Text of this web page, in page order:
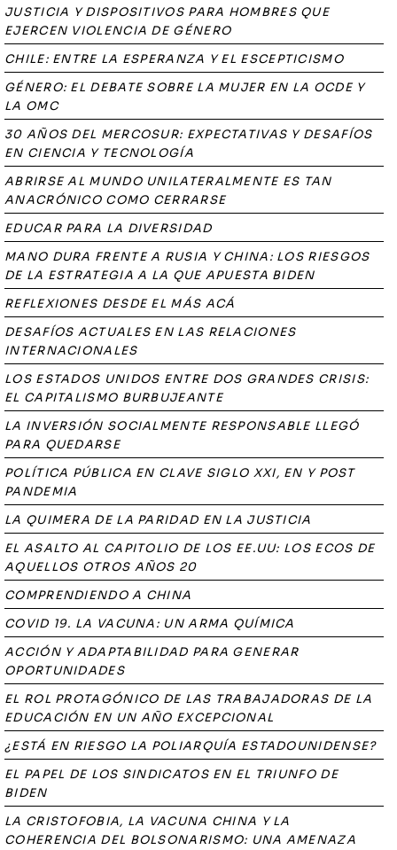
JUSTICIA Y DISPOSITIVOS PARA HOMBRES QUE
EJERCEN VIOLENCIA DE GÉNERO
CHILE: ENTRE LA ESPERANZA Y EL ESCEPTICISMO
GÉNERO: EL DEBATE SOBRE LA MUJER EN LA OCDE Y
LA OMC
30 AÑOS DEL MERCOSUR: EXPECTATIVAS Y DESAFÍOS
EN CIENCIA Y TECNOLOGÍA
ABRIRSE AL MUNDO UNILATERALMENTE ES TAN
ANACRÓNICO COMO CERRARSE
EDUCAR PARA LA DIVERSIDAD
MANO DURA FRENTE A RUSIA Y CHINA: LOS RIESGOS
DE LA ESTRATEGIA A LA QUE APUESTA BIDEN
REFLEXIONES DESDE EL MÁS ACÁ
DESAFÍOS ACTUALES EN LAS RELACIONES
INTERNACIONALES
LOS ESTADOS UNIDOS ENTRE DOS GRANDES CRISIS:
EL CAPITALISMO BURBUJEANTE
LA INVERSIÓN SOCIALMENTE RESPONSABLE LLEGÓ
PARA QUEDARSE
POLÍTICA PÚBLICA EN CLAVE SIGLO XXI, EN Y POST
PANDEMIA
LA QUIMERA DE LA PARIDAD EN LA JUSTICIA
EL ASALTO AL CAPITOLIO DE LOS EE.UU: LOS ECOS DE
AQUELLOS OTROS AÑOS 20
COMPRENDIENDO A CHINA
COVID 19. LA VACUNA: UN ARMA QUÍMICA
ACCIÓN Y ADAPTABILIDAD PARA GENERAR
OPORTUNIDADES
EL ROL PROTAGÓNICO DE LAS TRABAJADORAS DE LA
EDUCACIÓN EN UN AÑO EXCEPCIONAL
¿ESTÁ EN RIESGO LA POLIARQUÍA ESTADOUNIDENSE?
EL PAPEL DE LOS SINDICATOS EN EL TRIUNFO DE
BIDEN
LA CRISTOFOBIA, LA VACUNA CHINA Y LA
COHERENCIA DEL BOLSONARISMO: UNA AMENAZA